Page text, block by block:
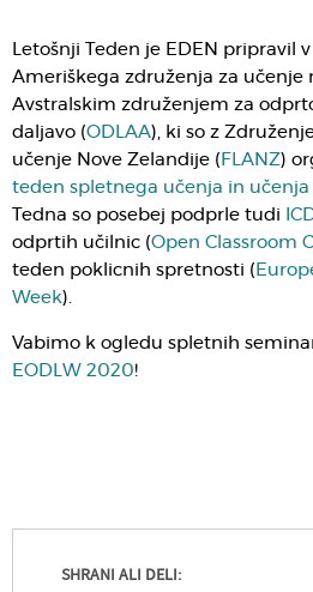
Letošnji Teden je EDEN pripravil
Ameriškega združenja za učenje
Avstralskim združenjem za
daljavo (ODLAA), ki so z
učenje Nove Zelandije ( FLANZ)
teden spletnega učenja in učenja
Tedna so posebej podprle tudi
odprtih učilnic (Open Classroom
teden poklicnih spretnosti (
Week).
Vabimo k ogledu spletnih
EODLW 2020!
SHRANI ALI DELI: